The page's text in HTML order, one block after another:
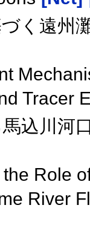
く遠州
Tracer
込川河
Role
River